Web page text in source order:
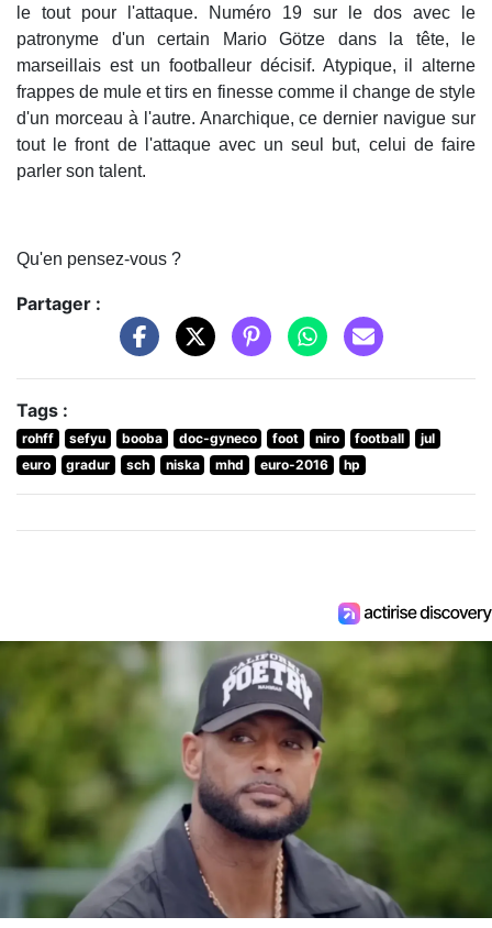
le tout pour l'attaque. Numéro 19 sur le dos avec le
patronyme d'un certain Mario Götze dans la tête, le
marseillais est un footballeur décisif. Atypique, il alterne
frappes de mule et tirs en finesse comme il change de style
d'un morceau à l'autre. Anarchique, ce dernier navigue sur
tout le front de l'attaque avec un seul but, celui de faire
parler son talent.
Qu'en pensez-vous ?
Partager :
Tags :
rohff sefyu booba doc-gyneco foot niro football
jul
euro
gradur sch niska mhd euro-2016 hp